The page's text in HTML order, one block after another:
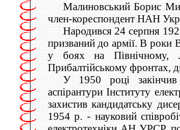
Малиновський Борис
член-кореспондент НАН
Народився 24 серпня
призваний до армії. В роки
у боях на Північному,
Прибалтійському фронтах,
У 1950 році закінчив
аспірантури Інституту
захистив кандидатську
1954 р. - науковий